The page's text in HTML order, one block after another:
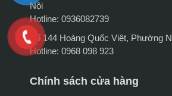
Nội
Hotline: 0936082739
Số 144 Hoàng Quốc Việt, Phường
Hotline: 0968 098 923
Chính sách cửa hàng